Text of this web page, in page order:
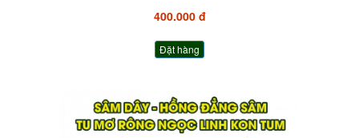
400.000 đ
Đặt hàng